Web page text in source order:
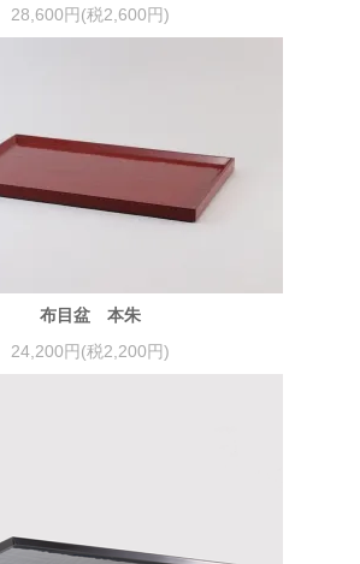
28,600円(税2,600円)
布目盆 本朱
24,200円(税2,200円)